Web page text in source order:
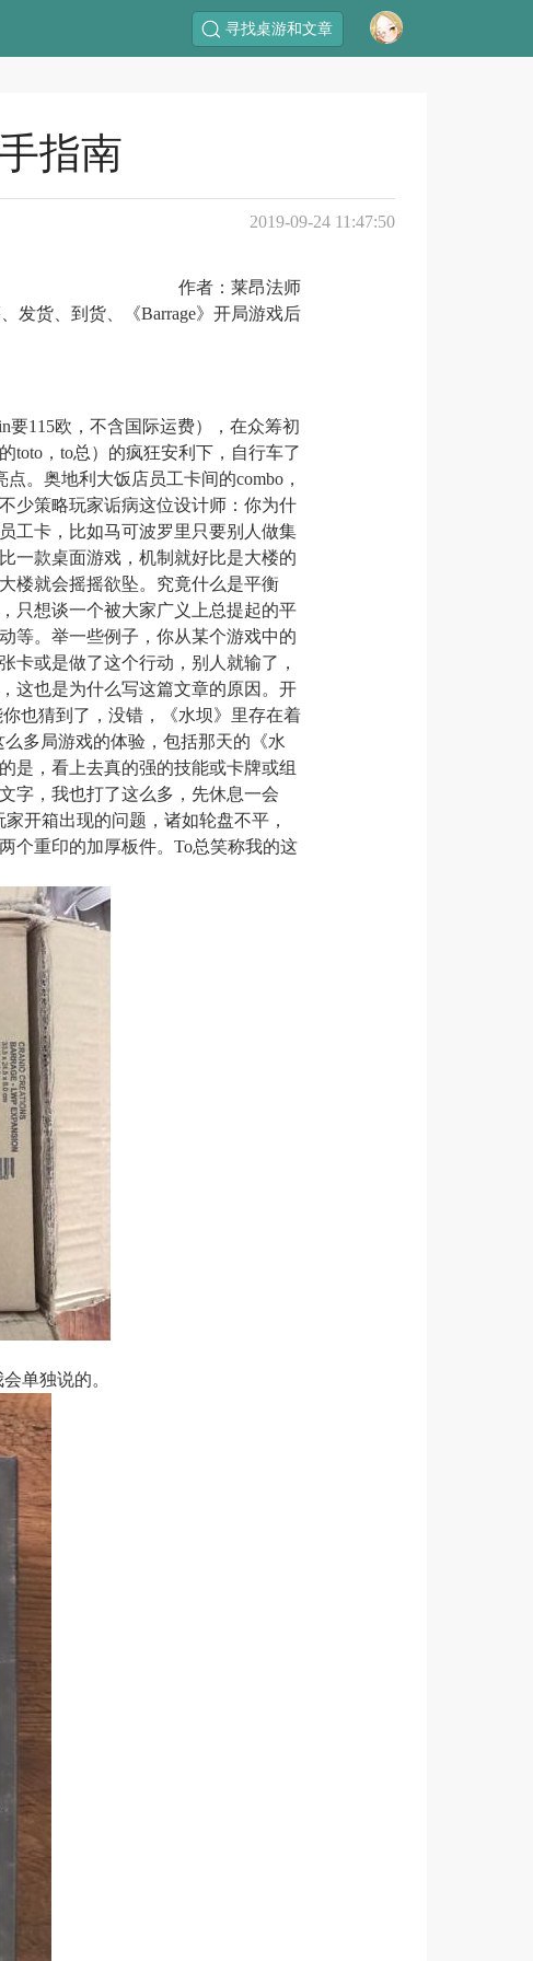
寻找桌游和文章
指南
2019-09-24 11:47:50
作者：莱昂法师
发货、到货 、《Barrage》 开局游戏后
要115欧，不含国际运费），在众筹初
toto，to总）的疯狂安利下，自行车了
。奥地利大饭店员工卡间的combo，
少策略玩家诟病这位设计师：你为什
工卡，比如马可波罗里只要别人做集
一款桌面游戏，机制就好比是大楼的
楼就会摇摇欲坠。究竟什么是平衡
只想谈一个被大家广义上总提起的平
等。举一些例子，你从某个游戏中的
卡或是做了这个行动 ，别人就输了，
这也是为什么写这篇文章的原因。开
也猜到了，没错， 《水坝》 里存在着
么多局游戏的体验，包括那天的 《水
的是 ， 看上去真的强的技能或卡牌或组
字，我也打了这么多，先休息一会
开箱出现的问题，诸如轮盘不平，
个重印的加厚板件。 To总笑称我的这
单独说的。